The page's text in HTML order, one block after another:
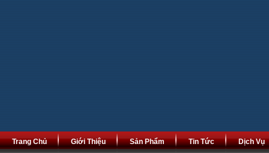
Trang Chủ Giới Thiệu Sản Phẩm Tin Tức Dịch Vụ